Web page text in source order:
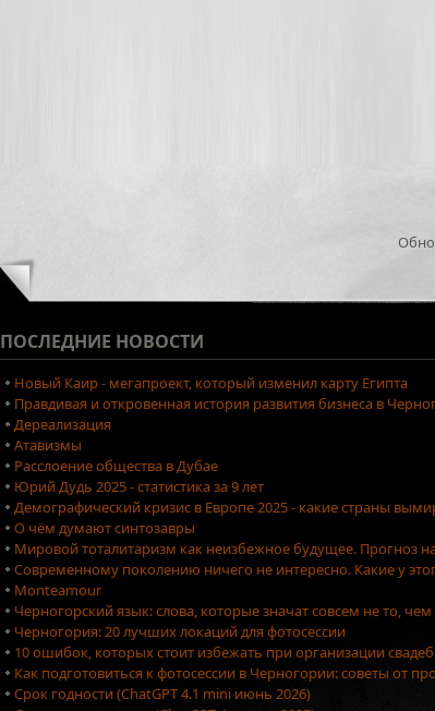
ПОСЛЕДНИЕ НОВОСТИ
Новый Каир - мегапроект, который изменил карту Египта
Правдивая и откровенная история развития бизнеса в
Дереализация
Атавизмы
Расслоение общества в Дубае
Юрий Дудь 2025 - статистика за 9 лет
Демографический кризис в Европе 2025 - какие страны
О чём думают синтозавры
Мировой тоталитаризм как неизбежное будущее. Прогноз
Современному поколению ничего не интересно. Какие у
Monteamour
Черногорский язык: слова, которые значат совсем не то, чем
Черногория: 20 лучших локаций для фотосессии
10 ошибок, которых стоит избежать при организации
Как подготовиться к фотосессии в Черногории: советы от
Срок годности (ChatGPT 4.1 mini июнь 2026)